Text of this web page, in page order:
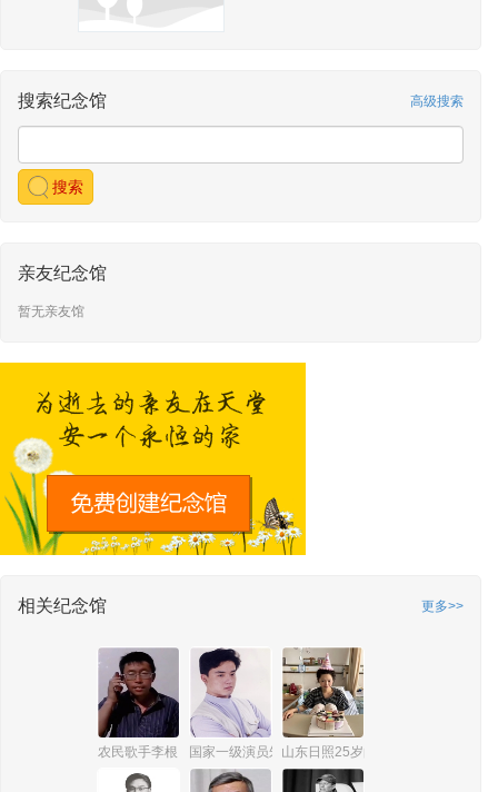
搜索纪念馆 高级搜索
搜索
亲友纪念馆
暂无亲友馆
相关纪念馆 更多>>
农民歌手李根 国家一级演员朱俭山东日照25岁的网红舞蹈老师秦贝贝